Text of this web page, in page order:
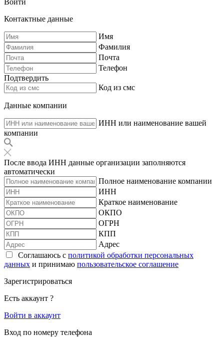
Войти
Контактные данные
Имя
Фамилия
Почта
Телефон
Подтвердить
Код из смс
Данные компании
ИНН или наименование вашей
компании
После ввода ИНН данные организации заполняются
автоматически
Полное наименование компании
ИНН
Краткое наименование
ОКПО
ОГРН
КПП
Адрес
Соглашаюсь с политикой обработки персональных
данных и принимаю пользовательское соглашение
Зарегистрироваться
Есть аккаунт ?
Войти в аккаунт
Вход по номеру телефона